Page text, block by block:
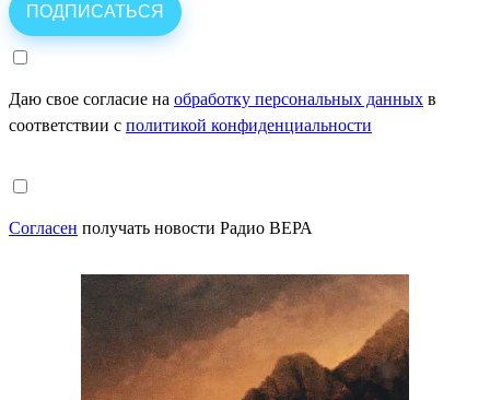
Даю свое согласие на обработку персональных данных в
соответствии с политикой конфиденциальности
Согласен получать новости Радио ВЕРА